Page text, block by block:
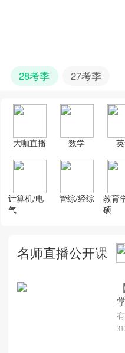
28考季 27考季
大咖直播 数学
计算机/电
气
管综/经综
教育
硕
名师直播公开课